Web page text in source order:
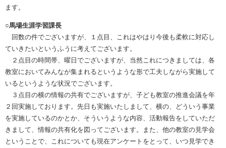
ます。
○馬場生涯学習課長
回数の件でございますが、１点目、これはやはり今後も柔軟に対応し
ていきたいというふうに考えてございます。
２点目の時間帯、曜日でございますが、当然これにつきましては、各
教室においてみんなが集まれるというような形で工夫しながら実施して
いるというような状況でございます。
３点目の横の情報の共有でございますが、子ども教室の推進会議を年
２回実施しております。先日も実施いたしまして、横の、どういう事業
を実施しているのかとか、そういうような内容、活動報告をしていただ
きまして、情報の共有化を図ってございます。また、他の教室の見学会
ということで、これについても現在アンケートをとって、いつ見学でき